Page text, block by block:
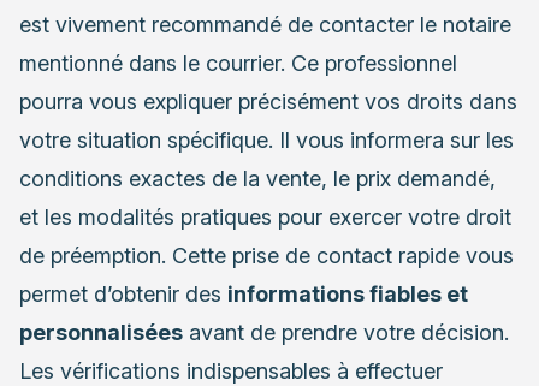
est vivement recommandé de contacter le notaire
mentionné dans le courrier. Ce professionnel
pourra vous expliquer précisément vos droits dans
votre situation spécifique. Il vous informera sur les
conditions exactes de la vente, le prix demandé,
et les modalités pratiques pour exercer votre droit
de préemption. Cette prise de contact rapide vous
permet d’obtenir des informations fiables et
personnalisées avant de prendre votre décision.
Les vérifications indispensables à effectuer